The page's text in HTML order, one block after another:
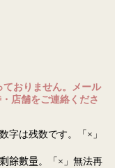
おりません。メール
店舗をご連絡くださ
字は残数です。「×」
餘數量。「×」無法再